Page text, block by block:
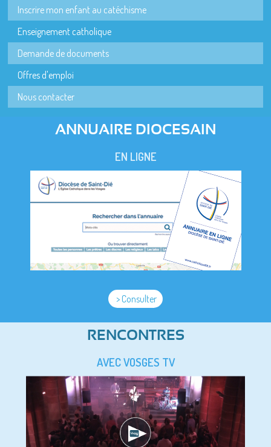
Inscrire mon enfant au catéchisme
Enseignement catholique
Demande de documents
Offres d'emploi
Nous contacter
ANNUAIRE DIOCESAIN
EN LIGNE
> Consulter
RENCONTRES
AVEC VOSGES TV